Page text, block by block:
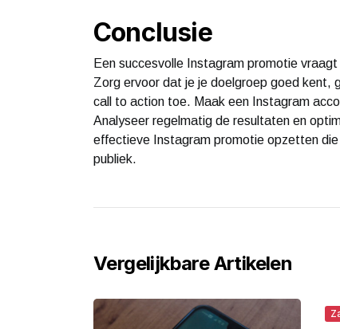
Conclusie
Een succesvolle Instagram promotie
Zorg ervoor dat je je doelgroep goed kent,
call to action toe. Maak een Instagram
Analyseer regelmatig de resultaten en
effectieve Instagram promotie opzetten
publiek.
Vergelijkbare Artikelen